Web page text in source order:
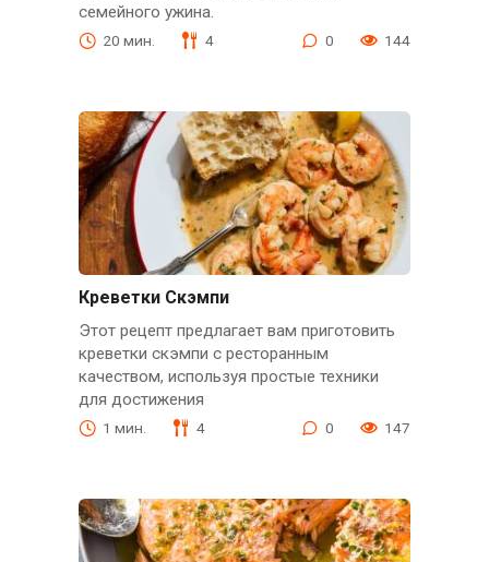
семейного ужина.
20 мин. 4 0 144
Креветки Скэмпи
Этот рецепт предлагает вам приготовить
креветки скэмпи с ресторанным
качеством, используя простые техники
для достижения
1 мин. 4 0 147